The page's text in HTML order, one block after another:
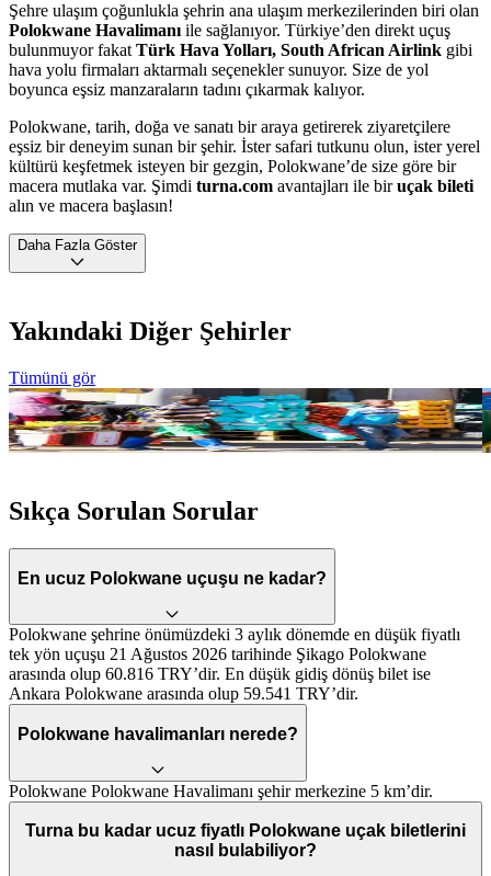
Şehre ulaşım çoğunlukla şehrin ana ulaşım merkezilerinden biri olan
Polokwane Havalimanı ile sağlanıyor. Türkiye’den direkt uçuş
bulunmuyor fakat Türk Hava Yolları, South African Airlink gibi
hava yolu firmaları aktarmalı seçenekler sunuyor. Size de yol
boyunca eşsiz manzaraların tadını çıkarmak kalıyor.
Polokwane, tarih, doğa ve sanatı bir araya getirerek ziyaretçilere
eşsiz bir deneyim sunan bir şehir. İster safari tutkunu olun, ister yerel
kültürü keşfetmek isteyen bir gezgin, Polokwane’de size göre bir
macera mutlaka var. Şimdi turna.com avantajları ile biruçak bileti
alın ve macera başlasın!
Daha Fazla Göster
Yakındaki Diğer Şehirler
Tümünü gör
Johannesburg
Sıkça Sorulan Sorular
En ucuz Polokwane uçuşu ne kadar?
Polokwane şehrine önümüzdeki 3 aylık dönemde en düşük fiyatlı
tek yön uçuşu 21 Ağustos 2026 tarihinde Şikago Polokwane
arasında olup 60.816 TRY’dir. En düşük gidiş dönüş bilet ise
Ankara Polokwane arasında olup 59.541 TRY’dir.
Polokwane havalimanları nerede?
Polokwane Polokwane Havalimanı şehir merkezine 5 km’dir.
Turna bu kadar ucuz fiyatlı Polokwane uçak biletlerini
nasıl bulabiliyor?